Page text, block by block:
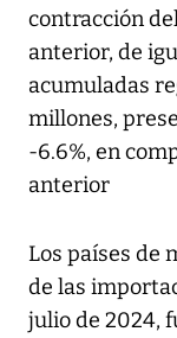
contracción
anterior, de
acumuladas
millones,
-6.6%, en
anterior
Los países de
de las
julio de 2024,